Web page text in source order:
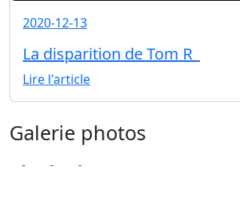
2020-12-13
La disparition de Tom R
Lire l'article
Galerie photos